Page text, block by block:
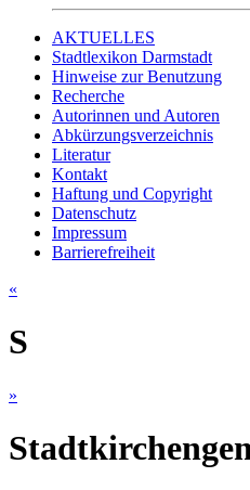
AKTUELLES
Stadtlexikon Darmstadt
Hinweise zur Benutzung
Recherche
Autorinnen und Autoren
Abkürzungsverzeichnis
Literatur
Kontakt
Haftung und Copyright
Datenschutz
Impressum
Barrierefreiheit
«
S
»